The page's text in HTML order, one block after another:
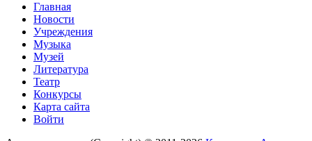
Главная
Новости
Учреждения
Музыка
Музей
Литература
Театр
Конкурсы
Карта сайта
Войти